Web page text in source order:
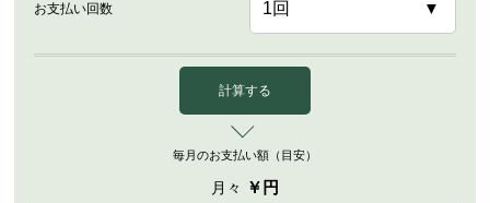
お支払い回数
計算する
毎月のお支払い額（目安）
月々 ￥ 円